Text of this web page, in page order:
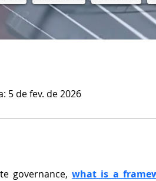
5 de fev. de 2026
governance, what is a